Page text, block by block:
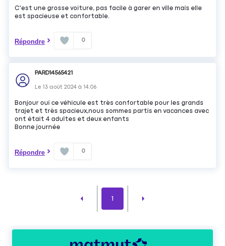
C'est une grosse voiture, pas facile à garer en ville mais elle
est spacieuse et confortable.
Répondre 0
PARD14565421
Le13 août 2024 à14:06
Bonjour oui ce véhicule est très confortable pour les grands
trajet et très spacieux,nous sommes partis en vacances avec
ont était 4 adultes et deux enfants
Bonne journée
Répondre 0
1